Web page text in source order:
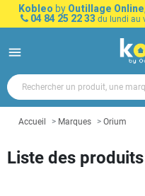
Kobleo by Outillage Online
04 84 25 22 33 du lundi au
menu
Accueil Marques Orium
Liste des